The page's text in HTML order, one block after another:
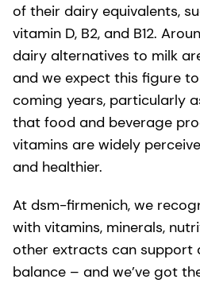
of their dairy equivalents,
vitamin D, B2, and B12.
dairy alternatives to milk
and we expect this figure
coming years, particularly
that food and beverage
vitamins are widely
and healthier.
At dsm-firmenich, we
with vitamins, minerals,
other extracts can support
balance – and we’ve got